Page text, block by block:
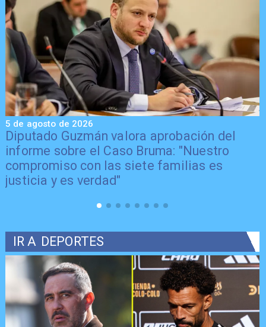
Diputado Guzmán valora aprobación del
informe sobre el Caso Bruma: "Nuestro
compromiso con las siete familias es
justicia y es verdad"
5 de agosto de 2026
IR A DEPORTES